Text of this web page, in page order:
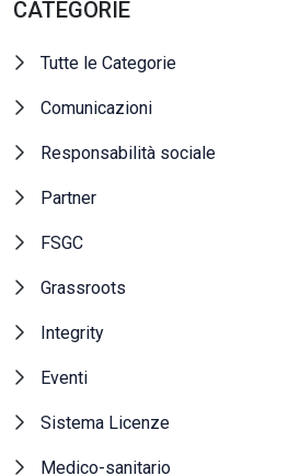
CATEGORIE
Tutte le Categorie
Comunicazioni
Responsabilità sociale
Partner
FSGC
Grassroots
Integrity
Eventi
Sistema Licenze
Medico-sanitario